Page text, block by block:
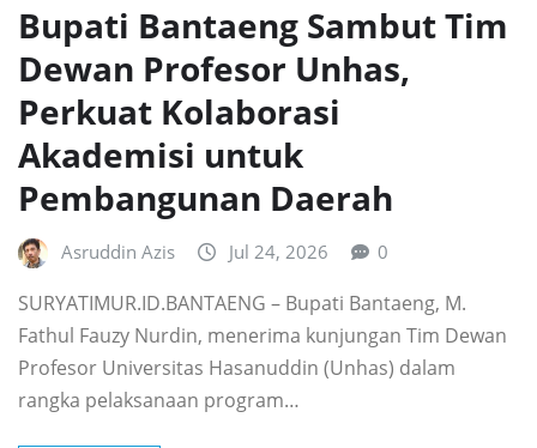
Bupati Bantaeng Sambut Tim
Dewan Profesor Unhas,
Perkuat Kolaborasi
Akademisi untuk
Pembangunan Daerah
Asruddin Azis Jul 24, 2026 0
SURYATIMUR.ID.BANTAENG – Bupati Bantaeng, M.
Fathul Fauzy Nurdin, menerima kunjungan Tim Dewan
Profesor Universitas Hasanuddin (Unhas) dalam
rangka pelaksanaan program…